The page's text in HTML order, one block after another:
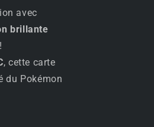
avec
brillante
, cette carte
du Pokémon